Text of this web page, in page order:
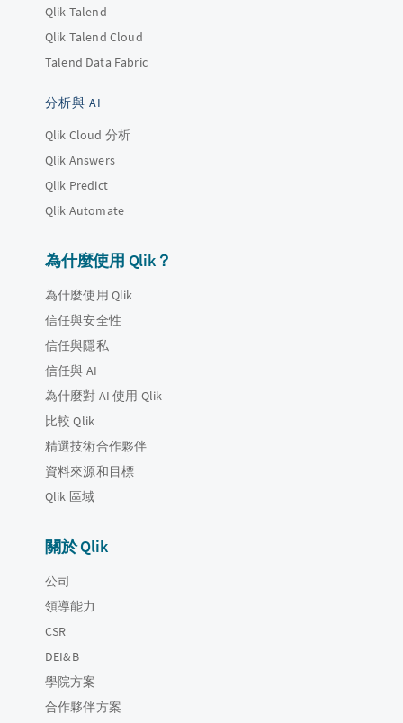
Qlik Talend
Qlik Talend Cloud
Talend Data Fabric
分析與 AI
Qlik Cloud 分析
Qlik Answers
Qlik Predict
Qlik Automate
為什麼使用 Qlik？
為什麼使用 Qlik
信任與安全性
信任與隱私
信任與 AI
為什麼對 AI 使用 Qlik
比較 Qlik
精選技術合作夥伴
資料來源和目標
Qlik 區域
關於 Qlik
公司
領導能力
CSR
DEI&B
學院方案
合作夥伴方案